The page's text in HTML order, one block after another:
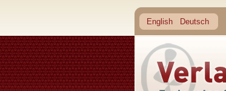
English Deutsch